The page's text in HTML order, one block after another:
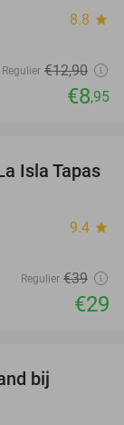
8.8 star
Regulier €12,90
€8,95
26%
Isla Tapas
9.4 star
Regulier €39
€29
bij